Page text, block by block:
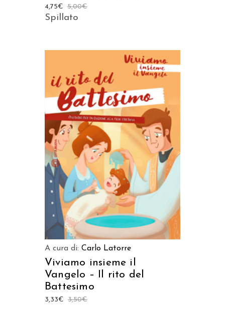
5,00€
4,75€
Spillato
AGGIUNGI AL CARRELLO
A cura di: Carlo Latorre
Viviamo insieme il
Vangelo – Il rito del
Battesimo
3,50€
3,33€